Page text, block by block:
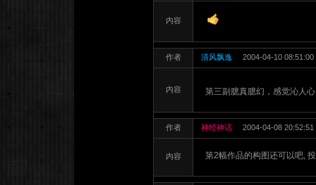
内容
作者 清风飘逸 2004-04-10 08:51:00
内容 第三副臆真臆幻，感觉沁人
作者 神经神话 2004-04-08 20:52:51
内容 第2幅作品的构图还可以吧,